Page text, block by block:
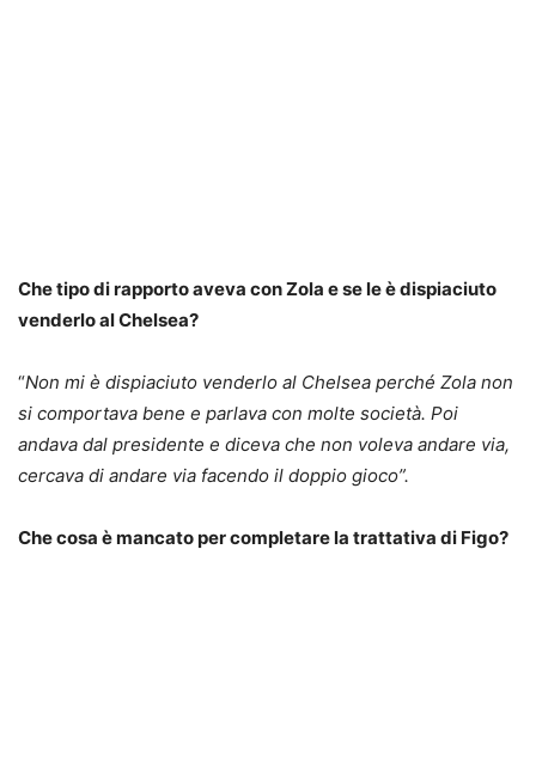
Che tipo di rapporto aveva con Zola e se le è dispiaciuto
venderlo al Chelsea?
“Non mi è dispiaciuto venderlo al Chelsea perché Zola non
si comportava bene e parlava con molte società. Poi
andava dal presidente e diceva che non voleva andare via,
cercava di andare via facendo il doppio gioco”.
Che cosa è mancato per completare la trattativa di Figo?